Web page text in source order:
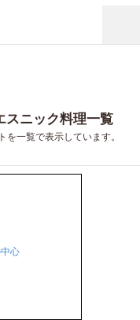
スニック料理一覧
一覧で表示しています。